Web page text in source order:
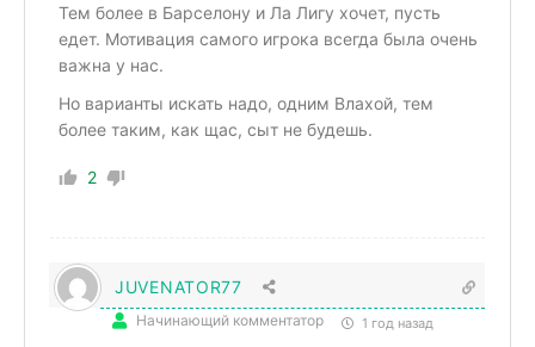
Тем более в Барселону и Ла Лигу хочет, пусть
едет. Мотивация самого игрока всегда была очень
важна у нас.
Но варианты искать надо, одним Влахой, тем
более таким, как щас, сыт не будешь.
2
JUVENATOR77
Начинающий комментатор 1 год назад